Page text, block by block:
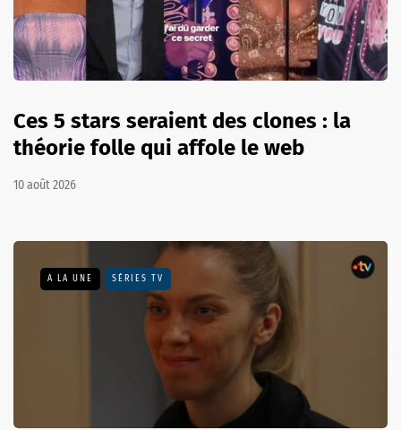
Ces 5 stars seraient des clones : la
théorie folle qui affole le web
10 août 2026
A LA UNE SÉRIES TV